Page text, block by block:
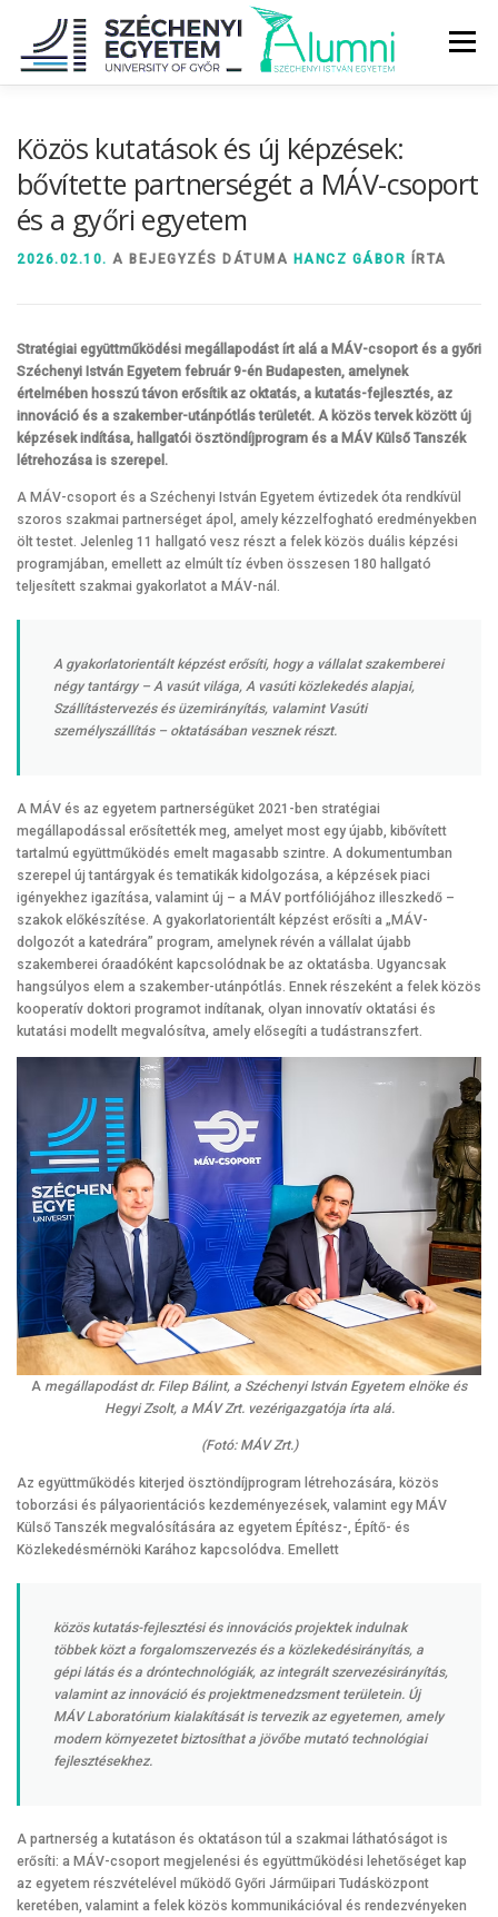
tartalomhoz
Menü
DIPLOMAÁTADÓ DIPLOMÁN TÚL
Közös kutatások és új képzések:
bővítette partnerségét a MÁV-csoport
és a győri egyetem
2026.02.10. A BEJEGYZÉS DÁTUMA HANCZ GÁBOR ÍRTA
Stratégiai együttműködési megállapodást írt alá a MÁV-csoport és a győri
Széchenyi István Egyetem február 9-én Budapesten, amelynek
értelmében hosszú távon erősítik az oktatás, a kutatás-fejlesztés, az
innováció és a szakember-utánpótlás területét. A közös tervek között új
képzések indítása, hallgatói ösztöndíjprogram és a MÁV Külső Tanszék
létrehozása is szerepel.
A MÁV-csoport és a Széchenyi István Egyetem évtizedek óta rendkívül
szoros szakmai partnerséget ápol, amely kézzelfogható eredményekben
ölt testet. Jelenleg 11 hallgató vesz részt a felek közös duális képzési
programjában, emellett az elmúlt tíz évben összesen 180 hallgató
teljesített szakmai gyakorlatot a MÁV-nál.
A gyakorlatorientált képzést erősíti, hogy a vállalat szakemberei
négy tantárgy – A vasút világa, A vasúti közlekedés alapjai,
Szállítástervezés és üzemirányítás, valamint Vasúti
személyszállítás – oktatásában vesznek részt.
A MÁV és az egyetem partnerségüket 2021-ben stratégiai
megállapodással erősítették meg, amelyet most egy újabb, kibővített
tartalmú együttműködés emelt magasabb szintre. A dokumentumban
szerepel új tantárgyak és tematikák kidolgozása, a képzések piaci
igényekhez igazítása, valamint új – a MÁV portfóliójához illeszkedő –
szakok előkészítése. A gyakorlatorientált képzést erősíti a „MÁV-
dolgozót a katedrára” program, amelynek révén a vállalat újabb
szakemberei óraadóként kapcsolódnak be az oktatásba. Ugyancsak
hangsúlyos elem a szakember-utánpótlás. Ennek részeként a felek közös
kooperatív doktori programot indítanak, olyan innovatív oktatási és
kutatási modellt megvalósítva, amely elősegíti a tudástranszfert.
A megállapodást dr. Filep Bálint, a Széchenyi István Egyetem elnöke és
Hegyi Zsolt, a MÁV Zrt. vezérigazgatója írta alá.
(Fotó: MÁV Zrt.)
Az együttműködés kiterjed ösztöndíjprogram létrehozására, közös
toborzási és pályaorientációs kezdeményezések, valamint egy MÁV
Külső Tanszék megvalósítására az egyetem Építész-, Építő- és
Közlekedésmérnöki Karához kapcsolódva. Emellett
közös kutatás-fejlesztési és innovációs projektek indulnak
többek közt a forgalomszervezés és a közlekedésirányítás, a
gépi látás és a dróntechnológiák, az integrált szervezésirányítás,
valamint az innováció és projektmenedzsment területein. Új
MÁV Laboratórium kialakítását is tervezik az egyetemen, amely
modern környezetet biztosíthat a jövőbe mutató technológiai
fejlesztésekhez.
A partnerség a kutatáson és oktatáson túl a szakmai láthatóságot is
erősíti: a MÁV-csoport megjelenési és együttműködési lehetőséget kap
az egyetem részvételével működő Győri Járműipari Tudásközpont
keretében, valamint a felek közös kommunikációval és rendezvényeken